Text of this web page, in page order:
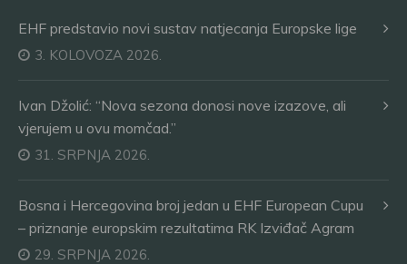
EHF predstavio novi sustav natjecanja Europske lige
3. KOLOVOZA 2026.
Ivan Džolić: “Nova sezona donosi nove izazove, ali
vjerujem u ovu momčad.”
31. SRPNJA 2026.
Bosna i Hercegovina broj jedan u EHF European Cupu
– priznanje europskim rezultatima RK Izviđač Agram
29. SRPNJA 2026.